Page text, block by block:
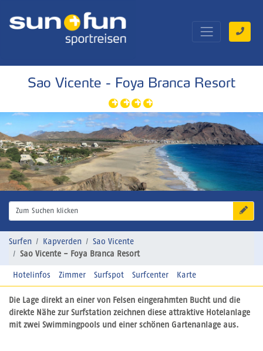
Sao Vicente - Foya Branca Resort
Zum Suchen klicken
Surfen Kapverden
Sao Vicente
Sao Vicente - Foya Branca Resort
Hotelinfos Zimmer Surfspot Surfcenter Karte
Die Lage direkt an einer von Felsen eingerahmten Bucht und die
direkte Nähe zur Surfstation zeichnen diese attraktive Hotelanlage
mit zwei Swimmingpools und einer schönen Gartenanlage aus.